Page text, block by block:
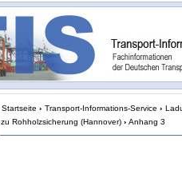
Startseite › Transport-Informations-Service ›
zu Rohholzsicherung (Hannover) › Anhang 3